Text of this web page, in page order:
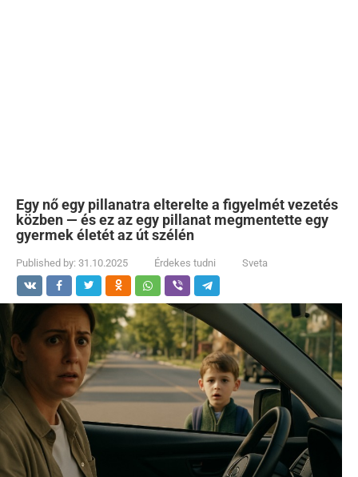
Egy nő egy pillanatra elterelte a figyelmét vezetés
közben — és ez az egy pillanat megmentette egy
gyermek életét az út szélén
Published by: 31.10.2025 Érdekes tudni Sveta